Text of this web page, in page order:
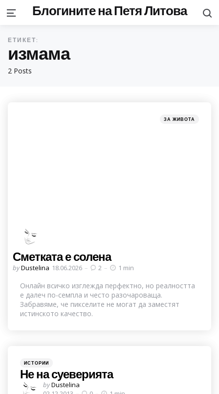
MenuБлогините на Петя Литова
2 Posts
ЕТИКЕТ:
измама
Categories
Posted
ЗА ЖИВОТА
Сметката е солена
Posted
byDustelina 18.06.2026 2 1 min
Онлайн всичко изглежда перфектно, но реалността
е далеч по-семпла и често разочароваща.
Забравяме, че пикселите не могат да заместят
истинското качество.
Categories
Posted
ИСТОРИИ
Не на суеверията
Posted
byDustelina